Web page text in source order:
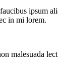
ipsum
in mi lorem.
malesuada